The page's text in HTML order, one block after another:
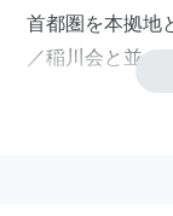
首都圏を本拠地
／稲川会と並ぶ